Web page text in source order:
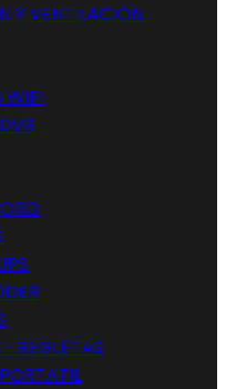
Y VENTILACION
WIFI
REGLETAS